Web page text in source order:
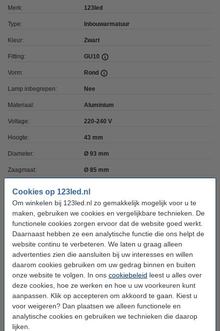
Cookies op 123led.nl
Om winkelen bij 123led.nl zo gemakkelijk mogelijk voor u te
maken, gebruiken we cookies en vergelijkbare technieken. De
functionele cookies zorgen ervoor dat de website goed werkt.
Daarnaast hebben ze een analytische functie die ons helpt de
website continu te verbeteren. We laten u graag alleen
advertenties zien die aansluiten bij uw interesses en willen
daarom cookies gebruiken om uw gedrag binnen en buiten
onze website te volgen. In ons cookiebeleid leest u alles over
deze cookies, hoe ze werken en hoe u uw voorkeuren kunt
aanpassen. Klik op accepteren om akkoord te gaan. Kiest u
voor weigeren? Dan plaatsen we alleen functionele en
analytische cookies en gebruiken we technieken die daarop
lijken.
Merk: 123led
Type: Inbouwarmatuur
Kleur: Zwart
Fitting: GU10
Vorm: Rond
Lamp inbegrepen: Nee
Materiaal: Aluminium
Voltage: 220-240 V
Hoogte: 43 mm
Diameter: Ø 93 mm
Zaagmaat: Ø 85 mm
Kantelbare hoek: 30 °
Beschermingsniveau:
Gebruik: Binnen
Extra info: Handleiding
Oud voor nieuw: uw oude apparaaat
Aanbieding:
Voordeelverpakking | 6 stuks